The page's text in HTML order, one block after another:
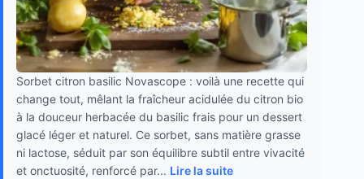
Sorbet citron basilic Novascope : voilà une recette qui
change tout, mêlant la fraîcheur acidulée du citron bio
à la douceur herbacée du basilic frais pour un dessert
glacé léger et naturel. Ce sorbet, sans matière grasse
ni lactose, séduit par son équilibre subtil entre vivacité
et onctuosité, renforcé par... Lire la suite